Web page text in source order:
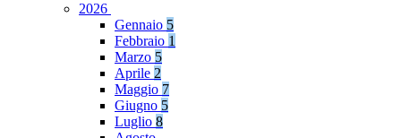
2026
Gennaio 5
Febbraio 1
Marzo 5
Aprile 2
Maggio 7
Giugno 5
Luglio 8